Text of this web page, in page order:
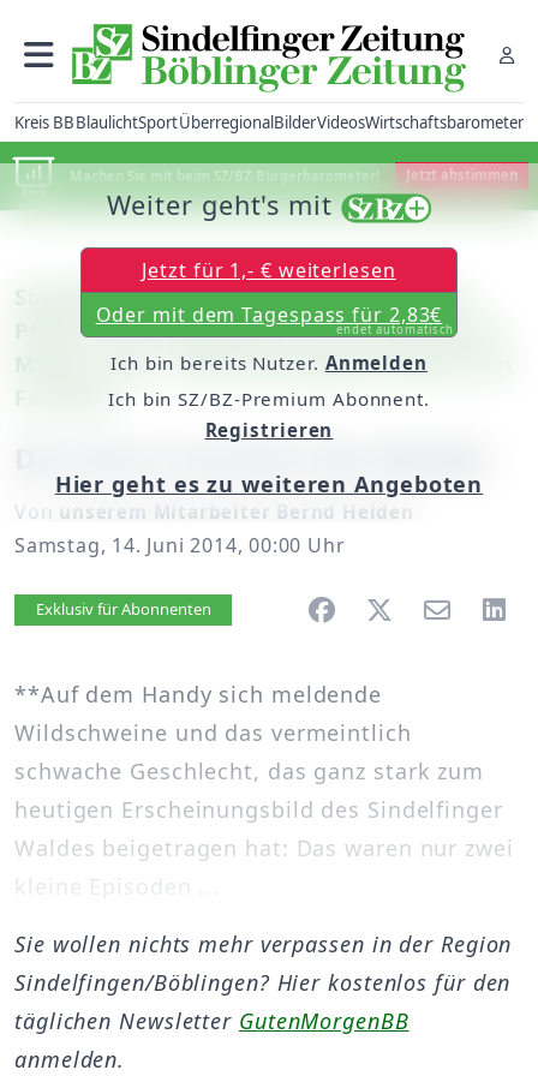
Kreis BBBlaulichtSportÜberregionalBilderVideosWirtschaftsbarometer
Machen Sie mit beim SZ/BZ-Bürgerbarometer! Jetzt abstimmen
Sindelfingen: Geschichtsfreunde folgen
Pfaden und Geschichten von Revierförster
Markus Klas / Weihnachtsbaumverkauf am
Forsthof
Von unserem Mitarbeiter Bernd Heiden
Samstag, 14. Juni 2014, 00:00 Uhr
Artikel vorlesen
Exklusiv für Abonnenten
**Auf dem Handy sich meldende
Wildschweine und das vermeintlich
schwache Geschlecht, das ganz stark zum
heutigen Erscheinungsbild des Sindelfinger
Waldes beigetragen hat: Das waren nur zwei
kleine Episoden ...
Weiter geht's mit
Jetzt für 1,- € weiterlesen
Oder mit dem Tagespass für 2,83€
endet automatisch
Ich bin bereits Nutzer. Anmelden
Ich bin SZ/BZ-Premium Abonnent.
Registrieren
Hier geht es zu weiteren Angeboten
Sie wollen nichts mehr verpassen in der Region
Sindelfingen/Böblingen? Hier kostenlos für den
täglichen Newsletter GutenMorgenBB
anmelden.